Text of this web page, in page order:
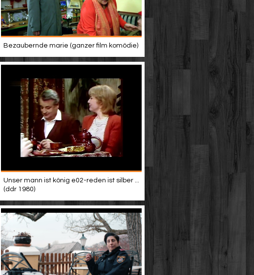
Bezaubernde marie (ganzer film komödie)
Unser mann ist könig e02-reden ist silber ...
(ddr 1980)